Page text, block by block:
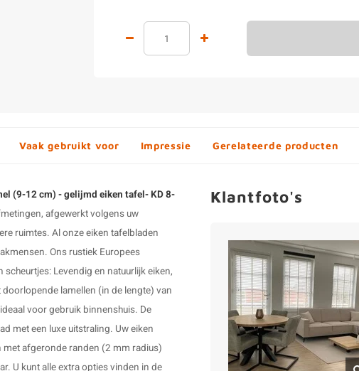
Vaak gebruikt voor Impressie Gerelateerde producten
(9-12 cm) - gelijmd eiken tafel- KD 8-
afgewerkt volgens uw
ruimtes. Al onzeeiken tafelbladen
Ons rustiek Europees
Levendig en natuurlijk eiken,
lamellen (in de lengte) van
voor gebruik binnenshuis. De
met een luxe uitstraling. Uw eiken
afgeronde randen (2 mm radius)
U kunt alle extra opties vinden in de
Klantfoto's